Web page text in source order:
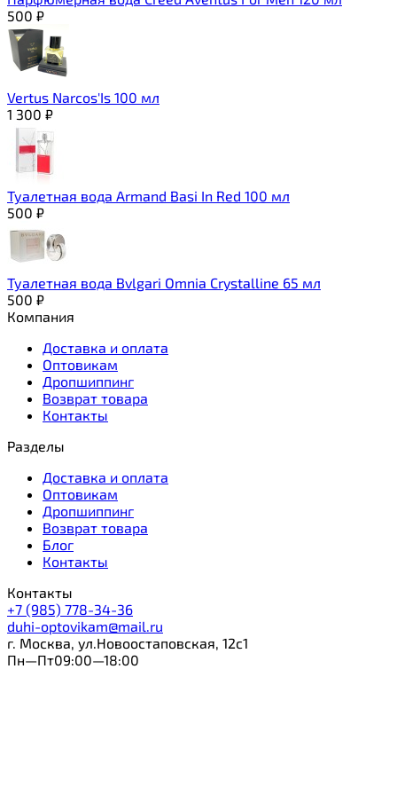
500 ₽
Vertus Narcos'Is 100 мл
1 300 ₽
Туалетная вода Armand Basi In Red 100 мл
500 ₽
Туалетная вода Bvlgari Omnia Crystalline 65 мл
500 ₽
Компания
Доставка и оплата
Оптовикам
Дропшиппинг
Возврат товара
Контакты
Разделы
Доставка и оплата
Оптовикам
Дропшиппинг
Возврат товара
Блог
Контакты
Контакты
+7 (985) 778-34-36
duhi-optovikam@mail.ru
г. Москва, ул.Новоостаповская, 12с1
Пн—Пт09:00—18:00